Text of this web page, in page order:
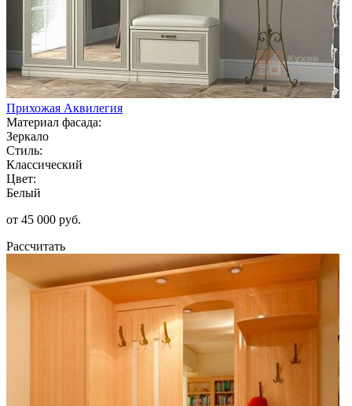
Прихожая Аквилегия
Материал фасада:
Зеркало
Стиль:
Классический
Цвет:
Белый
от 45 000 руб.
Рассчитать